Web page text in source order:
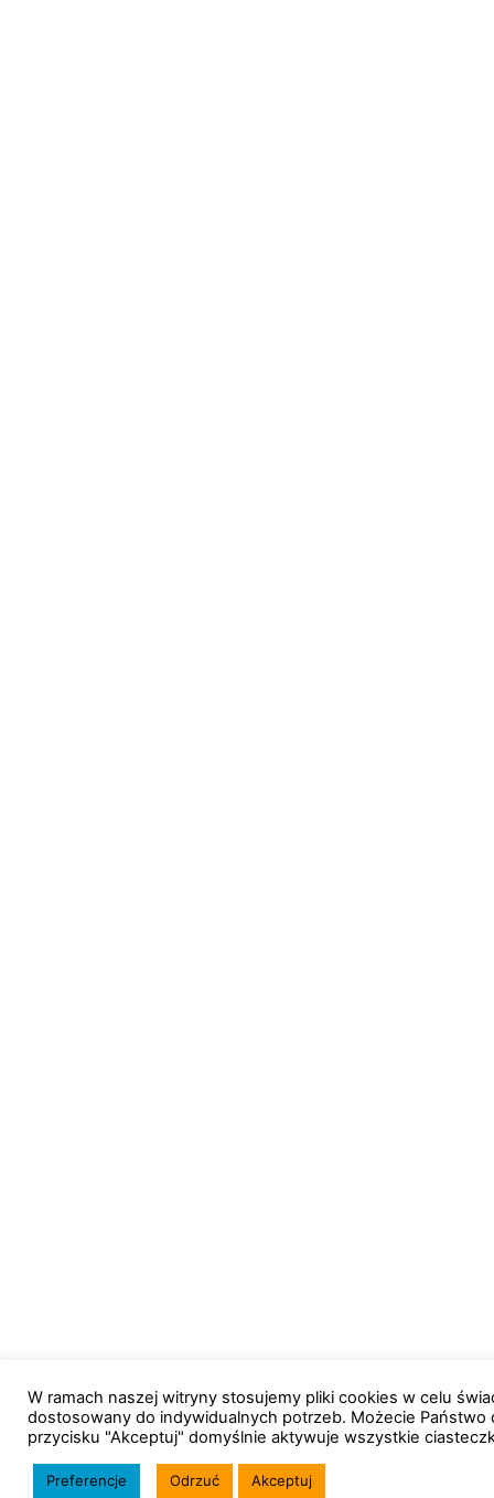
W ramach naszej witryny stosujemy pliki cookies w celu
dostosowany do indywidualnych potrzeb. Możecie
przycisku "Akceptuj" domyślnie aktywuje wszystkie
Preferencje Odrzuć Akceptuj